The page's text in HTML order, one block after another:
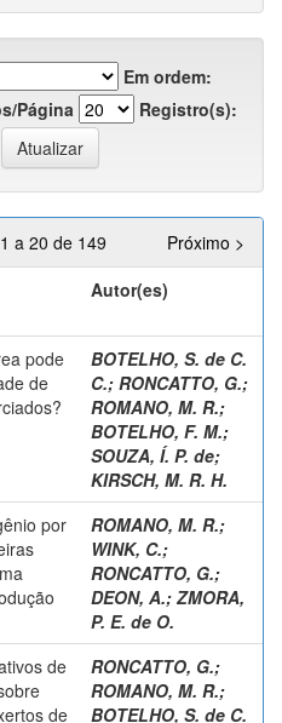
Em ordem:
Página
Registro(s):
a 20 de 149
Próximo >
Autor(es)
pode
de
BOTELHO, S. de C.
C.; RONCATTO, G.;
ROMANO, M. R.;
BOTELHO, F. M.;
SOUZA, Í. P. de;
KIRSCH, M. R. H.
por
ROMANO, M. R.;
WINK, C.;
RONCATTO, G.;
DEON, A.; ZMORA,
P. E. de O.
de
de
RONCATTO, G.;
ROMANO, M. R.;
BOTELHO, S. de C.